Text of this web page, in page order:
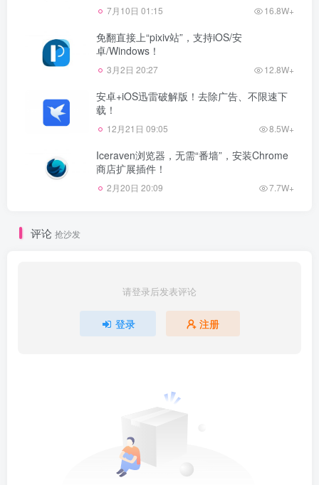
7月10日 01:15 16.8W+
免翻直接上“pixiv站”，支持iOS/安
卓/Windows！
3月2日 20:27 12.8W+
安卓+iOS迅雷破解版！去除广告、不限速下
载！
12月21日 09:05 8.5W+
Iceraven浏览器，无需“番墙”，安装Chrome
商店扩展插件！
2月20日 20:09 7.7W+
评论 抢沙发
请登录后发表评论
登录 注册